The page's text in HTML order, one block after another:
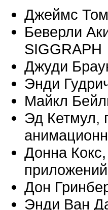
Джеймс
Беверли
SIGGRAPH
Джуди
Энди
Майкл
Эд Кетмул,
Донна
Дон
Энди Ван